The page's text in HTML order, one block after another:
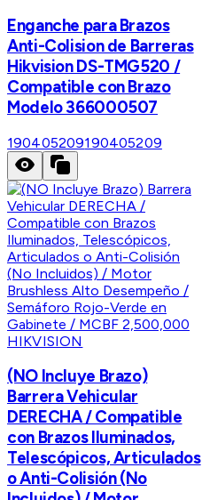
Enganche para Brazos
Anti-Colision de Barreras
Hikvision DS-TMG520 /
Compatible con Brazo
Modelo 366000507
190405209190405209
HIKVISION
(NO Incluye Brazo)
Barrera Vehicular
DERECHA / Compatible
con Brazos Iluminados,
Telescópicos, Articulados
o Anti-Colisión (No